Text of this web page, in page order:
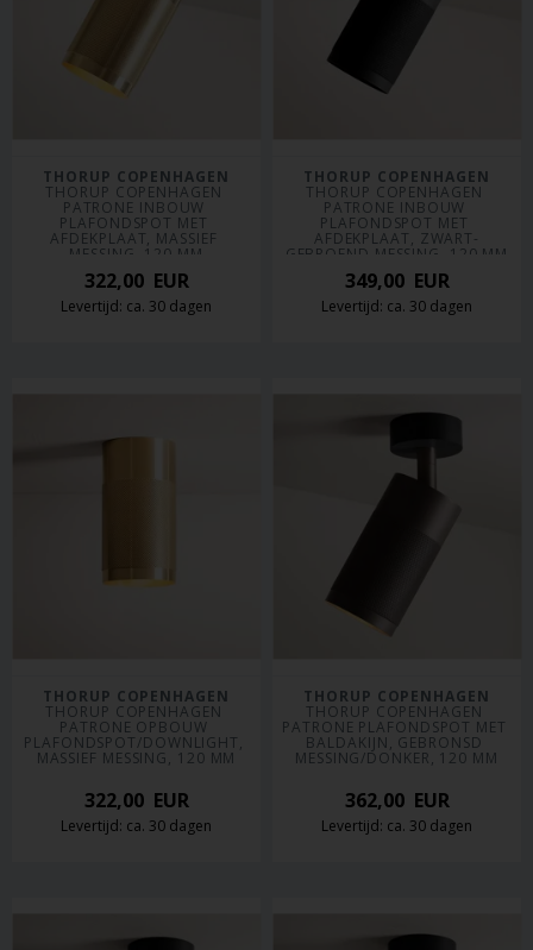
THORUP COPENHAGEN
THORUP COPENHAGEN
PATRONE INBOUW
PLAFONDSPOT MET
AFDEKPLAAT, MASSIEF
MESSING, 120 MM
322,00EUR
Levertijd: ca. 30 dagen
THORUP COPENHAGEN
THORUP COPENHAGEN
PATRONE INBOUW
PLAFONDSPOT MET
AFDEKPLAAT, ZWART-
GEBROEND MESSING, 120 MM
349,00EUR
Levertijd: ca. 30 dagen
THORUP COPENHAGEN
THORUP COPENHAGEN
PATRONE OPBOUW
PLAFONDSPOT/DOWNLIGHT,
MASSIEF MESSING, 120 MM
322,00EUR
Levertijd: ca. 30 dagen
THORUP COPENHAGEN
THORUP COPENHAGEN
PATRONE PLAFONDSPOT MET
BALDAKIJN, GEBRONSD
MESSING/DONKER, 120 MM
362,00EUR
Levertijd: ca. 30 dagen